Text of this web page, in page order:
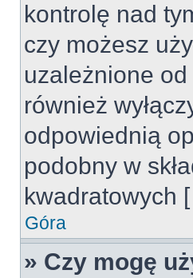
kontrolę nad
czy możesz
uzależnione
również
odpowiednią
podobny w
kwadratowych
Góra
» Czy mogę